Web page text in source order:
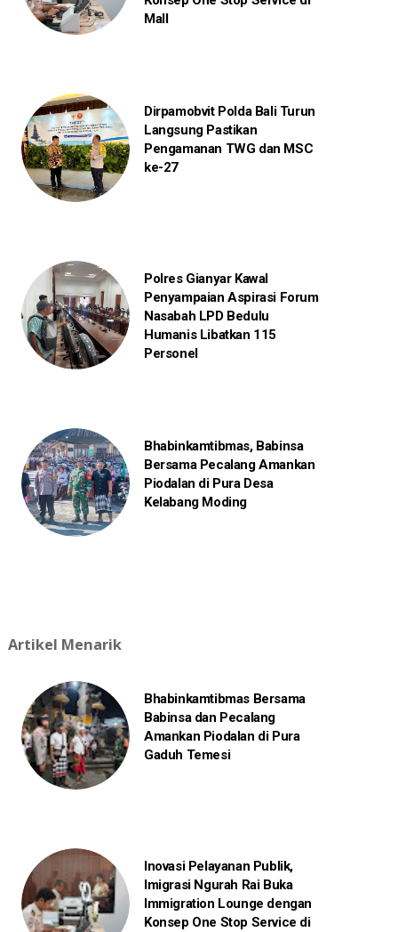
Mall
Dirpamobvit Polda Bali Turun
Langsung Pastikan
Pengamanan TWG dan MSC
ke-27
Polres Gianyar Kawal
Penyampaian Aspirasi Forum
Nasabah LPD Bedulu
Humanis Libatkan 115
Personel
Bhabinkamtibmas, Babinsa
Bersama Pecalang Amankan
Piodalan di Pura Desa
Kelabang Moding
Artikel Menarik
Bhabinkamtibmas Bersama
Babinsa dan Pecalang
Amankan Piodalan di Pura
Gaduh Temesi
Inovasi Pelayanan Publik,
Imigrasi Ngurah Rai Buka
Immigration Lounge dengan
Konsep One Stop Service di